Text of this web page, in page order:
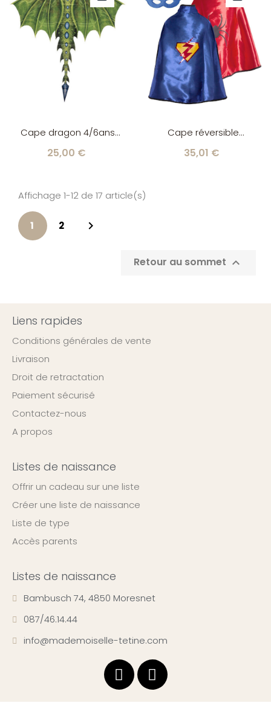
Cape dragon 4/6ans
Great Pretenders
25,00 €
Cape réversible
superhéros/spiderman
5/6 ans Great Pretenders
35,01 €
Affichage 1-12 de 17 article(s)
1 2 
Retour au sommet 
Liens rapides
Conditions générales de vente
Livraison
Droit de retractation
Paiement sécurisé
Contactez-nous
A propos
Listes de naissance
Offrir un cadeau sur une liste
Créer une liste de naissance
Liste de type
Accès parents
Listes de naissance
Bambusch 74, 4850 Moresnet
087/46.14.44
info@mademoiselle-tetine.com